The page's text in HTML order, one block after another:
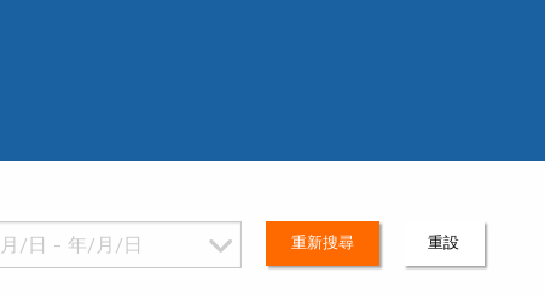
重新搜尋 重設